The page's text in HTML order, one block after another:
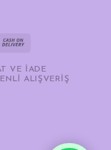
VE İADE
ALIŞVERIŞ